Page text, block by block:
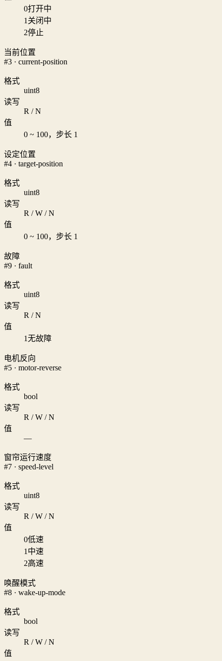
0打开中
1 关闭中
2停止
当前位置
#3 · current-position
格式
uint8
读写
R / N
值
0 ~ 100，步长 1
设定位置
#4 · target-position
格式
uint8
读写
R / W / N
值
0 ~ 100，步长 1
故障
#9 · fault
格式
uint8
读写
R / N
值
1无故障
电机反向
#5 · motor-reverse
格式
bool
读写
R / W / N
值
—
窗帘运行速度
#7 · speed-level
格式
uint8
读写
R / W / N
值
0低速
1 中速
2高速
唤醒模式
#8 · wake-up-mode
格式
bool
读写
R / W / N
值